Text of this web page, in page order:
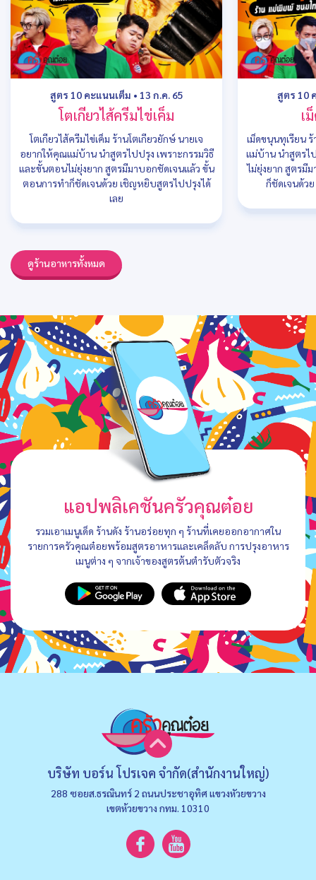
สูตร 10 คะแนนเต็ม • 13 ก.ค. 65
โตเกียวไส้ครีมไข่เค็ม
โตเกียวไส้ครีมไข่เค็ม ร้านโตเกียวยักษ์ นายเจ
อยากให้คุณแม่บ้าน นำสูตรไปปรุง เพราะกรรมวิธี
และขั้นตอนไม่ยุ่งยาก สูตรมีมาบอกชัดเจนแล้ว ขั้น
ตอนการทำก็ชัดเจนด้วย เชิญหยิบสูตรไปปรุงได้
เลย
สูตร 10
เ
เม็ดขนุนทุเรียน
แม่บ้าน นำสูตรไ
ไม่ยุ่งยาก สูตรมี
ก็ชัดเจนด้ว
ดูร้านอาหารทั้งหมด
แอปพลิเคชันครัวคุณต๋อย
รวมเอาเมนูเด็ด ร้านดัง ร้านอร่อยทุก ๆ ร้านที่เคยออกอากาศใน
รายการครัวคุณต๋อยพร้อมสูตรอาหารและเคล็ดลับ การปรุงอาหาร
เมนูต่าง ๆ จากเจ้าของสูตรต้นตำรับตัวจริง
บริษัท บอร์น โปรเจค จำกัด(สำนักงานใหญ่)
288 ซอยส.ธรณินทร์ 2 ถนนประชาอุทิศ แขวงหัวยขวาง
เขตห้วยขวาง กทม. 10310